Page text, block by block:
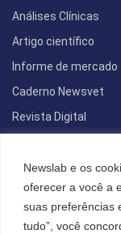
Newslab e os
oferecer a você a
suas preferências
tudo”, você
Análises Clínicas
Artigo científico
Informe de mercado
Caderno Newsvet
Revista Digital